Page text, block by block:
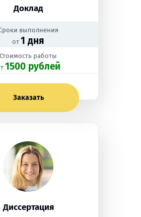
Доклад
выполнения
от 1 дня
Стоимость работы
1500 рублей
Заказать
Диссертация